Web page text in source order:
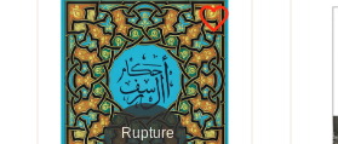
favorite_border
Rupture